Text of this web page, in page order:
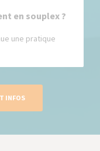
en souplex ?
une pratique
INFOS